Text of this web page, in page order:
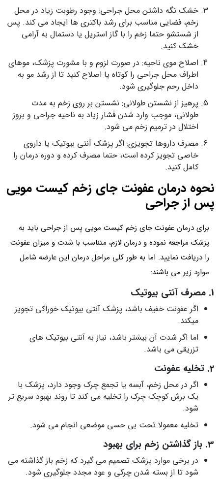
خشک نگه داشتن محل جراحی: وجود رطوبت زیاد در محل
زخم، فضایی مناسب برای رشد باکتری ها ایجاد می کند. پس
از شستشو حتما زخم را با گاز استریل یا دستمال به آرامی
خشک کنید.
اصلاح موی ناحیه: در صورت لزوم و با مشورت پزشک، موهای
اطراف محل جراحی را کوتاه یا اصلاح کنید تا از رشد مو به
داخل رحم جلوگیری شود.
پرهیز از نشستن طولانی: نشستن بر روی زخم به مدت
طولانی، موجب وارد شدن فشار زیاد به ناحیه جراحی و بروز
اختلال در ترمیم زخم می شود.
مصرف داروها تجویزی: اگر پزشک آنتی بیوتیک یا داروی
خاصی تجویز کرده است، حتما مصرف کرده و دوره درمان را
کامل کنید.
نحوه درمان عفونت جای زخم کیست مویی
پس از جراحی
برای درمان عفونت جای زخم کیست مویی پس از جراحی باید به
پزشک مراجعه نموده و درمان لازم، متناسب با شدت و میزان عفونت
را دریافت نمایید. اما به طور کلی مراحل درمان این عارضه شامل
موارد زیر می باشند:
1. مصرف آنتی بیوتیک
اگر عفونت خفیف باشد، پزشک آنتی بیوتیک خوراکی تجویز
می‎کند.
اما اگر شدت آن بیشتر باشد، نیاز به آنتی بیوتیک های
تزریقی می باشد.
2. تخلیه عفونت
اگر در محل زخم، آبسه یا تجمع چرک وجود دارد، پزشک با
یک برش کوچک چرک را تخلیه می کند تا روند بهبود سریع تر
شود.
تخلیه معمولا تحت بی حسی موضعی انجام می شود.
3. باز گذاشتن زخم برای بهبود
در برخی موارد پزشک تصمیم می گیرد که زخم باز گذاشته می
شود تا از بسته شدن چرکی و عود مجدد جلوگیری شود.